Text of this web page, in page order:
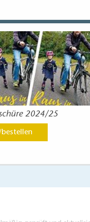
Zäune,
ist es heute
drohende
das Leben und
2024/25
bestellen